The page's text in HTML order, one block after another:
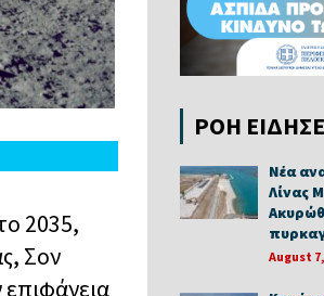
2035,
Σον
ΡΟΗ
Νέα
Λίνας
August